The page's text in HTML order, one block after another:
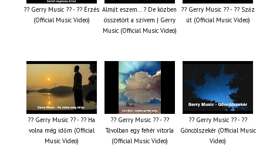
?? Gerry Music ?? - ?? Érzés
(Official Music Video)
Almát eszem… ? De közben
összetört a szívem | Gerry
Music (Official Music Video)
?? Gerry Music ?? - ?? Száz
út (Official Music Video)
?? Gerry Music ?? - ?? Ha
volna még időm (Official
Music Video)
?? Gerry Music ?? - ??
Távolban egy fehér vitorla
(Official Music Video)
?? Gerry Music ?? - ??
Göncölszekér (Official Music
Video)